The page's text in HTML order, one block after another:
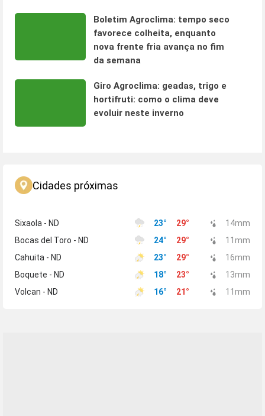
Boletim Agroclima: tempo seco
favorece colheita, enquanto
nova frente fria avança no fim
da semana
Giro Agroclima: geadas, trigo e
hortifruti: como o clima deve
evoluir neste inverno
Cidades próximas
Sixaola - ND 23° 29° 14mm
Bocas del Toro - ND
24° 29° 11 mm
Cahuita - ND
23° 29° 16mm
Boquete - ND
18° 23° 13mm
Volcan - ND
16° 21 ° 11 mm